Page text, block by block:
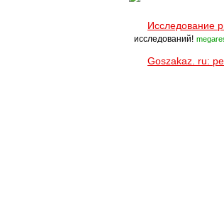
Исследование
исследований!
Goszakaz. ru: